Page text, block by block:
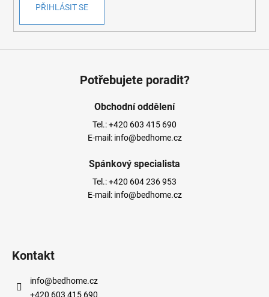
PŘIHLÁSIT SE
Potřebujete poradit?
Obchodní oddělení
Tel.:+420 603 415 690
E-mail: info@bedhome.cz
Spánkový specialista
Tel.:+420 604 236 953
E-mail: info@bedhome.cz
Kontakt
info@bedhome.cz
+420 603 415 690